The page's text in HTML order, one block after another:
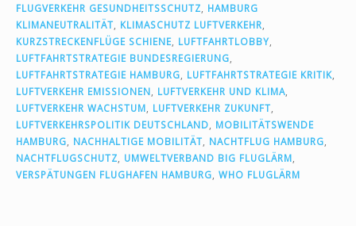
FLUGVERKEHR GESUNDHEITSSCHUTZ
HAMBURG
KLIMANEUTRALITÄT
KLIMASCHUTZ LUFTVERKEHR
KURZSTRECKENFLÜGE SCHIENE LUFTFAHRTLOBBY
LUFTFAHRTSTRATEGIE BUNDESREGIERUNG
LUFTFAHRTSTRATEGIE HAMBURG
LUFTFAHRTSTRATEGIE KRITIK
LUFTVERKEHR EMISSIONEN
LUFTVERKEHR UND KLIMA
LUFTVERKEHR WACHSTUM
LUFTVERKEHR ZUKUNFT
LUFTVERKEHRSPOLITIK DEUTSCHLAND
MOBILITÄTSWENDE
HAMBURG
NACHHALTIGE MOBILITÄT NACHTFLUG HAMBURG
NACHTFLUGSCHUTZ
UMWELTVERBAND BIG FLUGLÄRM
VERSPÄTUNGEN FLUGHAFEN HAMBURG WHO FLUGLÄRM